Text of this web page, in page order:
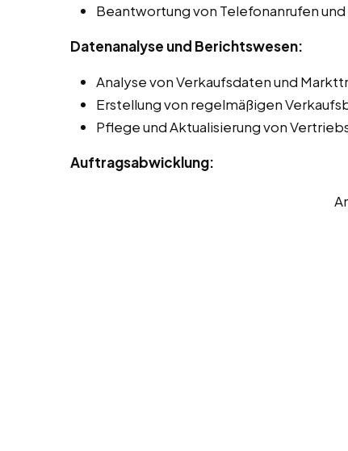
Beantwortung von Telefonanrufen und
Datenanalyse und Berichtswesen:
Analyse von Verkaufsdaten und
Erstellung von regelmäßigen
Pflege und Aktualisierung von
Auftragsabwicklung: